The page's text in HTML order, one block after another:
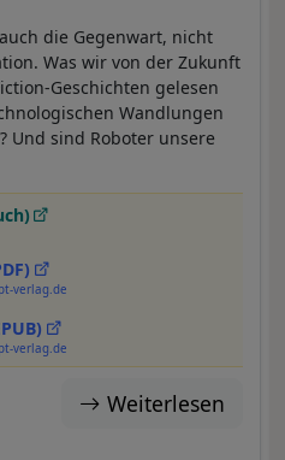
die Gegenwart, nicht
Was wir von der Zukunft
Geschichten gelesen
Wandlungen
Und sind Roboter unsere
verlag.de
verlag.de
Weiterlesen